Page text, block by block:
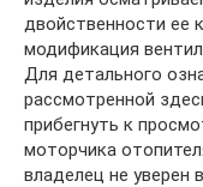
двойственности ее
модификация
Для детального
рассмотренной
прибегнуть к
моторчика
владелец не уверен